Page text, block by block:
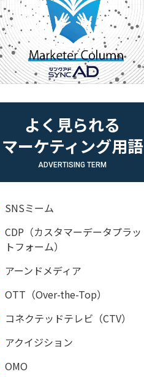
よく見られる
マーケティング用語
ADVERTISING TERM
SNSミーム
CDP（カスタマーデータプラッ
トフォーム）
アーンドメディア
OTT（Over-the-Top）
コネクテッドテレビ（CTV）
アクイジション
OMO